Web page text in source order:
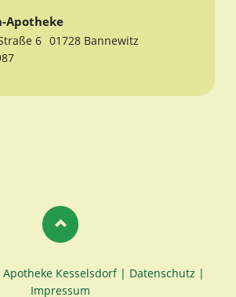
Apotheke
6 01728 Bannewitz
Kesselsdorf | Datenschutz |
Impressum